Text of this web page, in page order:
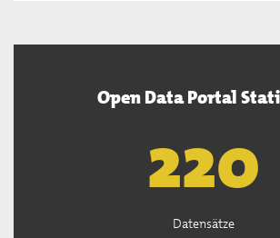
Open Data Portal
222
Datensätze